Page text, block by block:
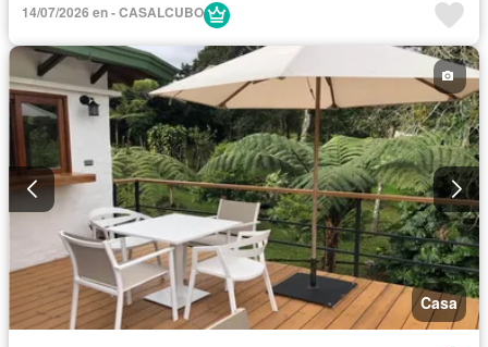
14/07/2026 en - CASALCUBO
Casa